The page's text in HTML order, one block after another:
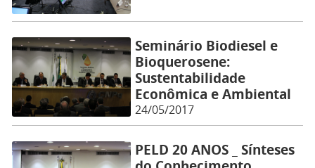
Seminário Biodiesel e
Bioquerosene:
Sustentabilidade
Econômica e Ambiental
24/05/2017
PELD 20 ANOS _ Sínteses